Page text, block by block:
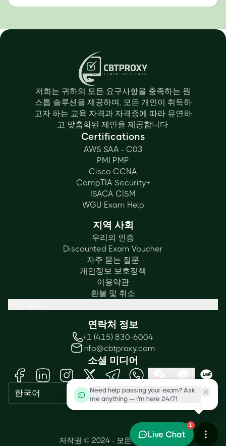
저희는 귀하의 모든 요구사항을 충족하는 원
스톱 솔루션을 제공하며, 모든 개인이 취득하
고자 하는 교육 자격과 자격증에 따라 유연하
고 맞춤화된 제안을 제공합니다.
Certifications
AWS SAA - C03
PMI PMP
Cisco CCNA
CompTIA Security+
ISACA CISM
WGU Exam Help
지역 사회
우리의 인증
Discounted Exam Voucher
자주 묻는 질문
개인정보 보호정책
이용약관
환불 및 취소
연락처 정보
+1 (415) 830-6004
info@cbtproxy.com
소셜 미디어
한국어
저작권 © 2024 - 모든 권리 보유.
Need help passing your exam? Ask
me anything — I'm here 24/7!
1
Live Chat